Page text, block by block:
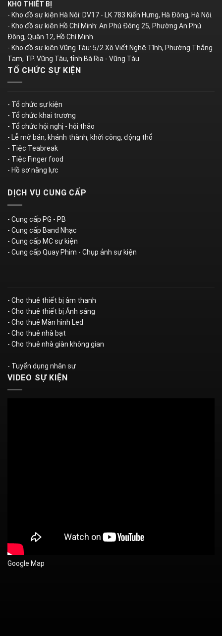
KHO THIẾT BỊ
- Kho đồ sự kiện Hà Nội: DV17 - LK 783 Kiến Hưng, Hà Đông, Hà Nội.
- Kho đồ sự kiện Hồ Chí Minh: An Phú Đông 25, Phường An Phú
Đông, Quận 12, Hồ Chí Minh
- Kho đồ sự kiện Vũng Tàu: 5/2 Xô Viết Nghệ Tĩnh, Phường Thắng
Tam, TP. Vũng Tàu, tỉnh Bà Rịa - Vũng Tàu
TỔ CHỨC SỰ KIỆN
- Tổ chức sự kiện
- Tổ chức khai trương
- Tổ chức hội nghị - hội thảo
- Lễ mở bán, khánh thành, khởi công, động thổ
- Tiệc Teabreak
- Tiệc Finger food
- Hồ sơ năng lực
DỊCH VỤ CUNG CẤP
- Cung cấp PG - PB
- Cung cấp Band Nhạc
- Cung cấp MC sự kiện
- Cung cấp Quay Phim - Chụp ảnh sự kiện
- Cho thuê thiết bị âm thanh
- Cho thuê thiết bị Ánh sáng
- Cho thuê Màn hình Led
- Cho thuê nhà bạt
- Cho thuê nhà giàn không gian
- Tuyển dụng nhân sự
VIDEO SỰ KIỆN
Google Map